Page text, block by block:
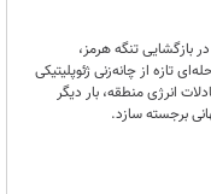
بازگشایی تنگه هرمز،
تازه از چانه‌زنی ژئوپلیتیکی
انرژی منطقه، بار دیگر
برجسته سازد.